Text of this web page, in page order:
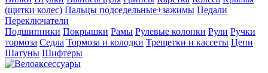
(щитки колес) Пальцы подседельные+зажимы Педали
Переключатели
Подшипники Покрышки Рамы Рулевые колонки Рули Ручки
тормоза Седла Тормоза и колодки Трещетки и кассеты Цепи
Шатуны Шифтеры